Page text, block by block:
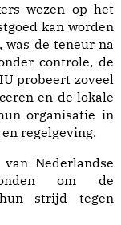
wezen op het
kan worden
de teneur na
controle, de
probeert zoveel
en de lokale
organisatie in
regelgeving.
Nederlandse
om de
strijd tegen